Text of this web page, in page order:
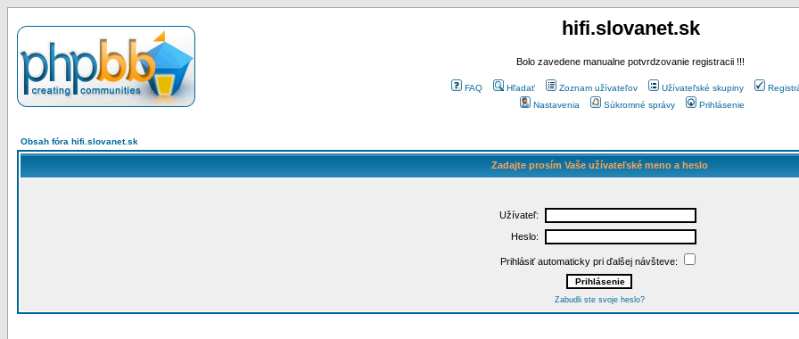
hifi.slovanet.sk
Bolo zavedene manualne potvrdzovanie registracii !!!
FAQ Hľadať Zoznam užívateľov Užívateľské skupiny
Nastavenia
Súkromné správy Prihlásenie
Obsah fóra hifi.slovanet.sk
Zadajte prosím Vaše užívateľské meno a heslo
Užívateľ:
Heslo:
Prihlásiť automaticky pri ďalšej návšteve:
Zabudli ste svoje heslo?